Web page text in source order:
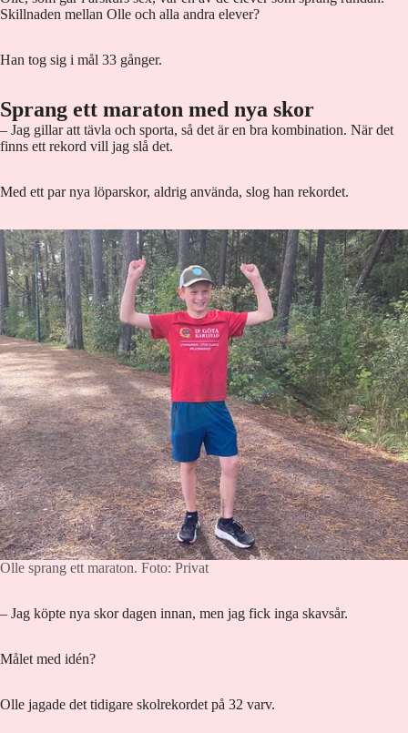
Skillnaden mellan Olle och alla andra elever?
Han tog sig i mål 33 gånger.
Sprang ett maraton med nya skor
– Jag gillar att tävla och sporta, så det är en bra kombination. När det
finns ett rekord vill jag slå det.
Med ett par nya löparskor, aldrig använda, slog han rekordet.
Olle sprang ett maraton. Foto: Privat
– Jag köpte nya skor dagen innan, men jag fick inga skavsår.
Målet med idén?
Olle jagade det tidigare skolrekordet på 32 varv.